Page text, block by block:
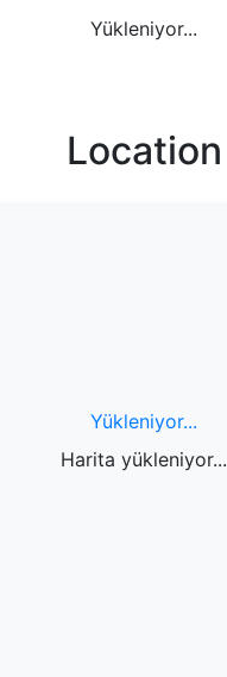
Yükleniyor...
Location
Yükleniyor...
Harita yükleniyor...